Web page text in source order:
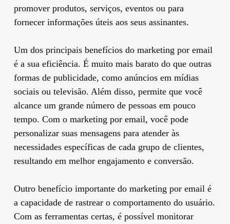
promover produtos, serviços, eventos ou para
fornecer informações úteis aos seus assinantes.
Um dos principais benefícios do marketing por email
é a sua eficiência. É muito mais barato do que outras
formas de publicidade, como anúncios em mídias
sociais ou televisão. Além disso, permite que você
alcance um grande número de pessoas em pouco
tempo. Com o marketing por email, você pode
personalizar suas mensagens para atender às
necessidades específicas de cada grupo de clientes,
resultando em melhor engajamento e conversão.
Outro benefício importante do marketing por email é
a capacidade de rastrear o comportamento do usuário.
Com as ferramentas certas, é possível monitorar